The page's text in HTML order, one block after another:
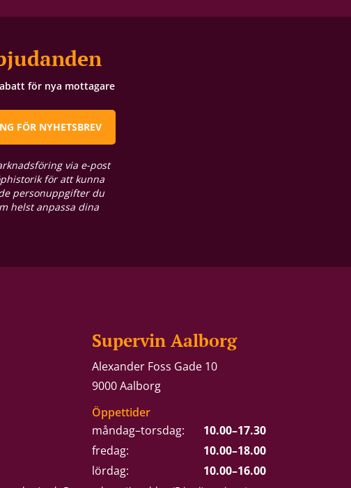
för nya mottagare
FÖR NYHETSBREV
via e-post
för att kunna
personuppgifter du
helst anpassa dina
Supervin Aalborg
Alexander Foss Gade 10
9000 Aalborg
Öppettider
måndag–torsdag:
10.00–17.30
fredag:
10.00–18.00
lördag:
10.00–16.00